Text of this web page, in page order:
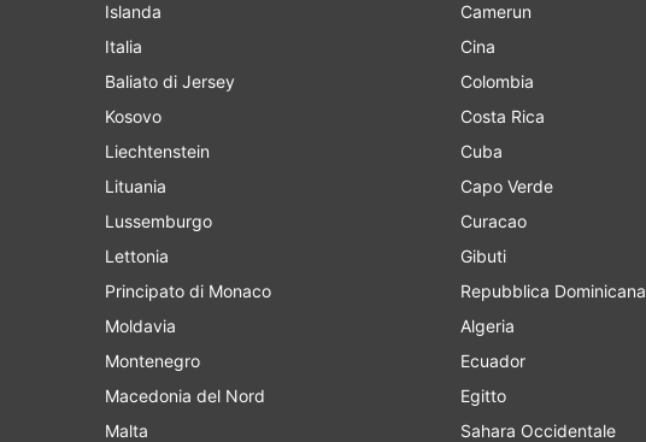
Islanda
Italia
Baliato di Jersey
Kosovo
Liechtenstein
Lituania
Lussemburgo
Lettonia
Principato di Monaco
Moldavia
Montenegro
Macedonia del Nord
Malta
Camerun
Cina
Colombia
Costa Rica
Cuba
Capo Verde
Curacao
Gibuti
Repubblica Dominicana
Algeria
Ecuador
Egitto
Sahara Occidentale